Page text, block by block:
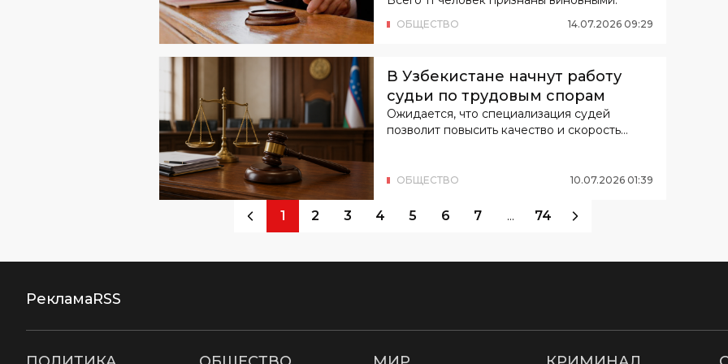
ОБЩЕСТВО 14.07.2026 09:29
ОБЩЕСТВО 10.07.2026 01:39
В Узбекистане начнут работу
судьи по трудовым спорам
Ожидается, что специализация судей
позволит повысить качество и скорость
1 2 3 4 5 6 7 ... 74
РекламаRSS